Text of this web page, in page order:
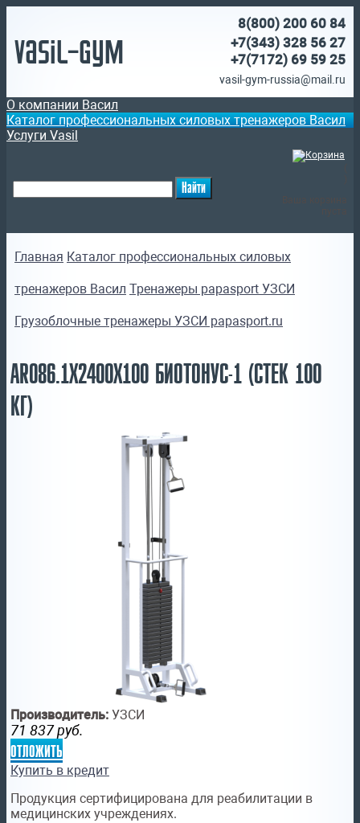
Vasil-Gym
8(800) 200 60 84
+7(343) 328 56 27
+7(7172) 69 59 25
vasil-gym-russia@mail.ru
О компании Васил
Каталог профессиональных силовых тренажеров Васил
Услуги Vasil
Главная Каталог профессиональных силовых
тренажеров Васил Тренажеры papasport УЗСИ
Грузоблочные тренажеры УЗСИ papasport.ru
AR086.1Х2400Х100 БИОТОНУС-1 (СТЕК 100
КГ)
Производитель: УЗСИ
71 837 руб.
отложить
Купить в кредит
Продукция сертифицирована для реабилитации в
медицинских учреждениях.